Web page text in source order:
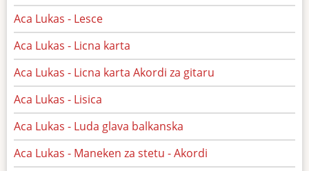
Aca Lukas - Lesce
Aca Lukas - Licna karta
Aca Lukas - Licna karta Akordi za gitaru
Aca Lukas - Lisica
Aca Lukas - Luda glava balkanska
Aca Lukas - Maneken za stetu - Akordi